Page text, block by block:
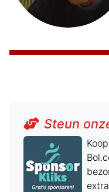
Steun